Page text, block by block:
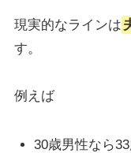
現実的なラインは
す。
例えば
30歳男性なら